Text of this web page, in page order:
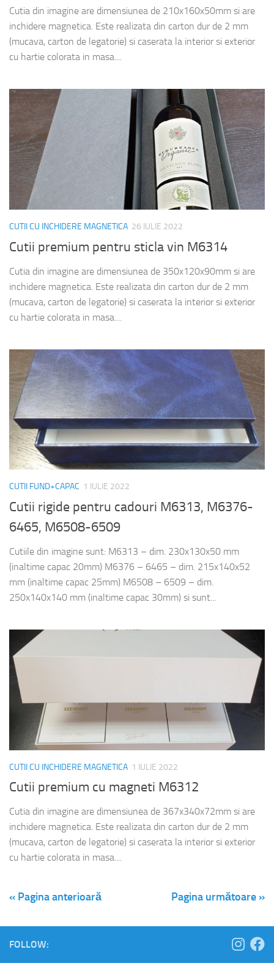
Cutia din imagine are dimensiunea de 210x160x50mm si are
inchidere magnetica. Este realizata din carton dur de 2 mm
(mucava, carton de legatorie) si caserata la interior si exterior
cu hartie colorata in masa....
CUTII CU INCHIDERE MAGNETICA 26 IULIE 2022
Cutii premium pentru sticla vin M6314
Cutia din imagine are dimensiunea de 350x120x90mm si are
inchidere magnetica. Este realizata din carton dur de 2 mm
(mucava, carton de legatorie) si caserata la interior si exterior
cu hartie colorata in masa....
CUTII FUND+CAPAC 1 IULIE 2022
Cutii rigide pentru cadouri M6313, M6376-
6465, M6508-6509
Cutiile din imagine sunt: M6313 – dim. 230x130x50 mm
(inaltime capac 20mm) M6376 – 6465 – dim. 215x140x52
mm (inaltime capac 25mm) M6508 – 6509 – dim.
250x140x140 mm (inaltime capac 30mm) si sunt...
CUTII CU INCHIDERE MAGNETICA 1 IULIE 2022
Cutii premium cu magneti M6312
Cutia din imagine are dimensiunea de 367x340x72mm si are
inchidere magnetica. Este realizata din carton dur de 2 mm
(mucava, carton de legatorie) si caserata la interior si exterior
cu hartie colorata in masa....
« Pagina anterioară Pagina următoare »
FOLLOW: